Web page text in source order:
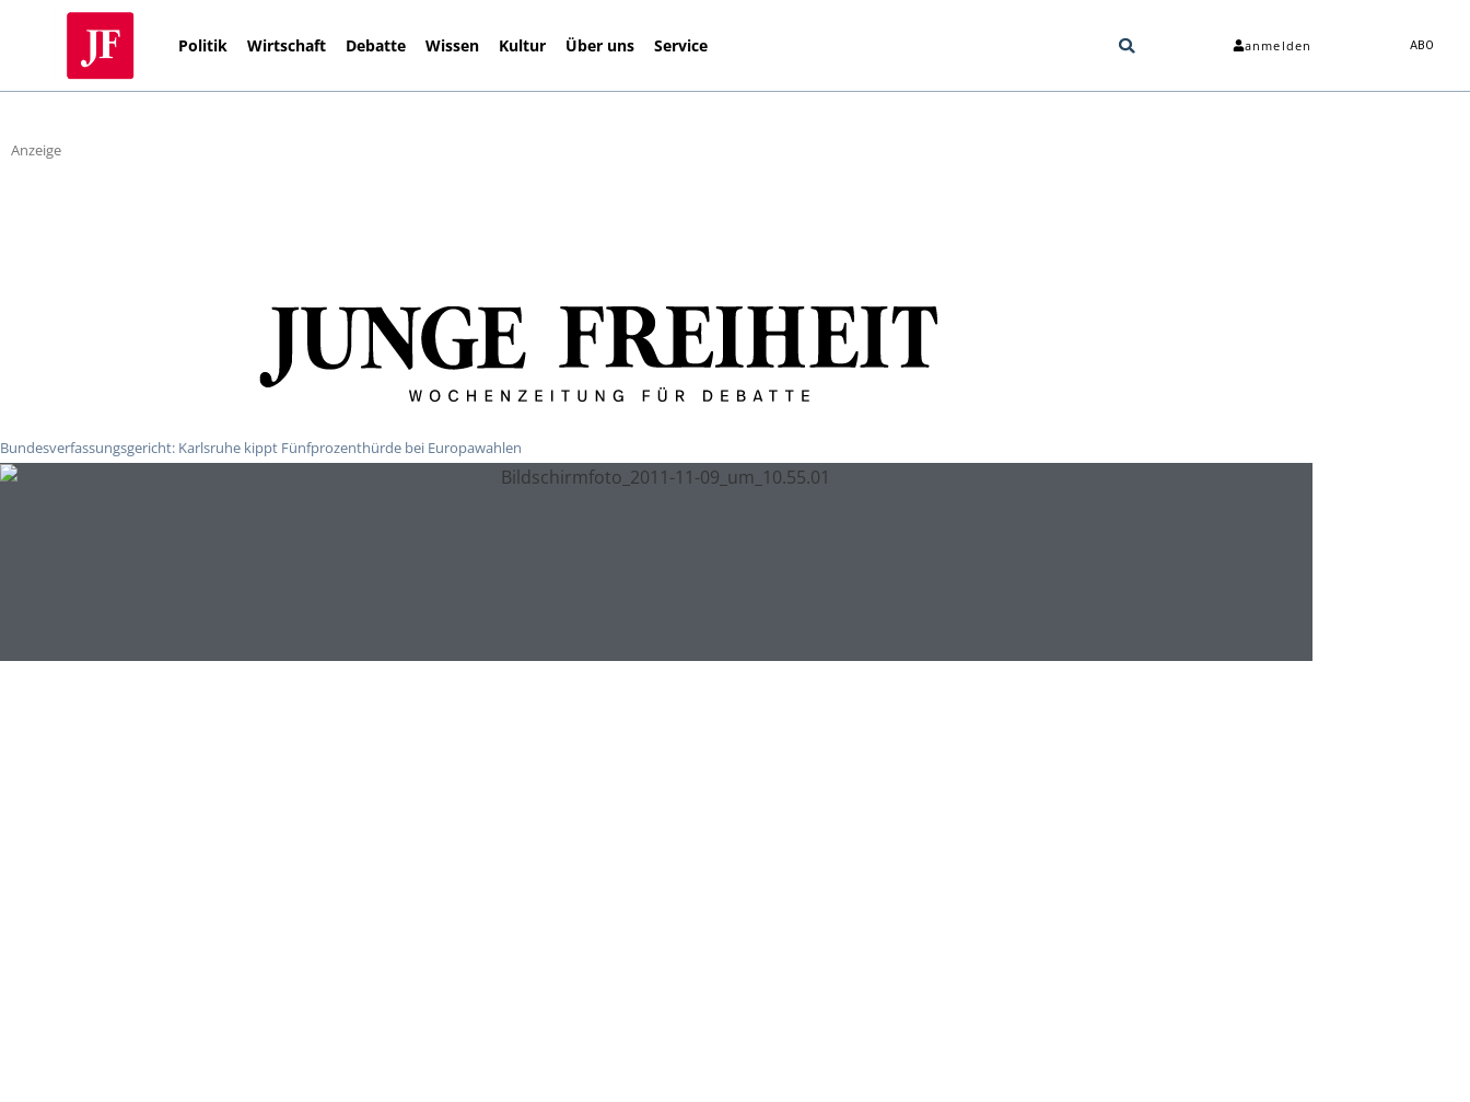
Politik Wirtschaft Debatte Wissen Kultur Über uns Service anmelden ABO
Anzeige
Bundesverfassungsgericht: Karlsruhe kippt Fünfprozenthürde bei Europawahlen